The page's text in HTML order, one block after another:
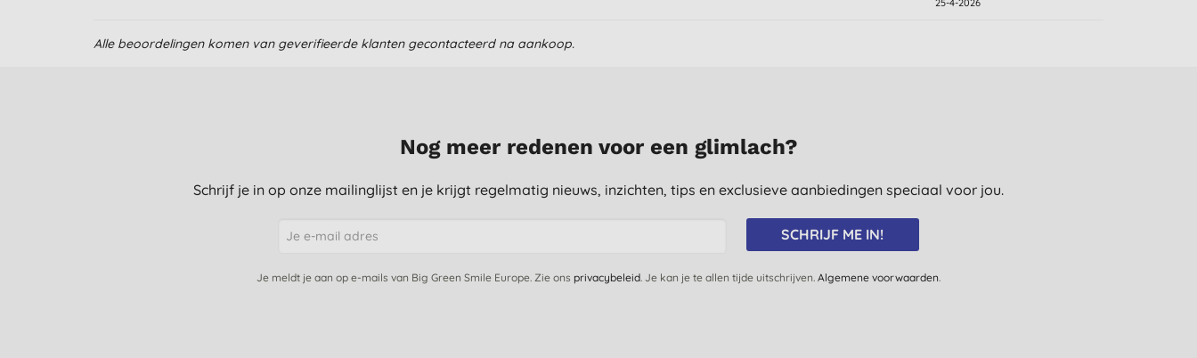
25-4-2026
Alle beoordelingen komen van geverifieerde klanten gecontacteerd na aankoop.
Nog meer redenen voor een glimlach?
Schrijf je in op onze mailinglijst en je krijgt regelmatig nieuws, inzichten, tips en exclusieve aanbiedingen speciaal voor jou.
SCHRIJF ME IN!
Je meldt je aan op e-mails van Big Green Smile Europe. Zie ons privacybeleid. Je kan je te allen tijde uitschrijven. Algemene voorwaarden.